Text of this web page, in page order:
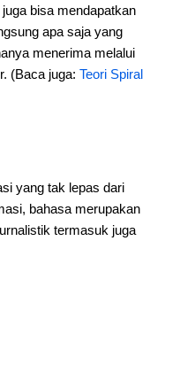
bisa mendapatkan
apa saja yang
menerima melalui
(Baca juga: Teori Spiral
yang tak lepas dari
bahasa merupakan
termasuk juga